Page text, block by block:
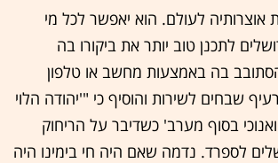
אוצרותיה לעולם. הוא יאפשר לכל מי
לתכנן טוב יותר את ביקורו בה
בה באמצעות מחשב או טלפון
שבחים לשירות והוסיף כי "'יהודה הלוי
בסוף מערב' כשדיבר על הריחוק
לספרד. נדמה שאם היה חי בימינו היה